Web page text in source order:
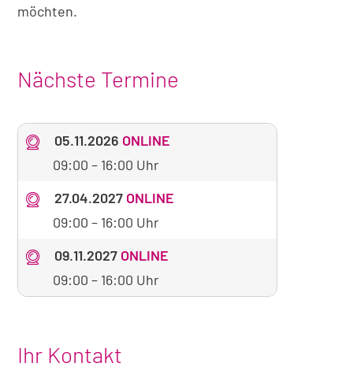
möchten.
Nächste Termine
05.11.2026 ONLINE
09:00– 16:00 Uhr
27.04.2027 ONLINE
09:00– 16:00 Uhr
09.11.2027 ONLINE
09:00– 16:00 Uhr
Ihr Kontakt